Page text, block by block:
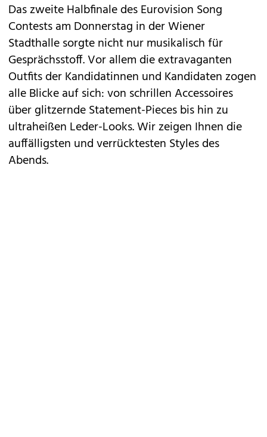
Das zweite Halbfinale desEurovision Song
Contestsam Donnerstag in der Wiener
Stadthalle sorgte nicht nur musikalisch für
Gesprächsstoff. Vor allem die extravaganten
Outfits der Kandidatinnen und Kandidaten zogen
alle Blicke auf sich: von schrillen Accessoires
über glitzernde Statement-Pieces bis hin zu
ultraheißen Leder-Looks. Wir zeigen Ihnen die
auffälligsten und verrücktesten Stylesdes
Abends.